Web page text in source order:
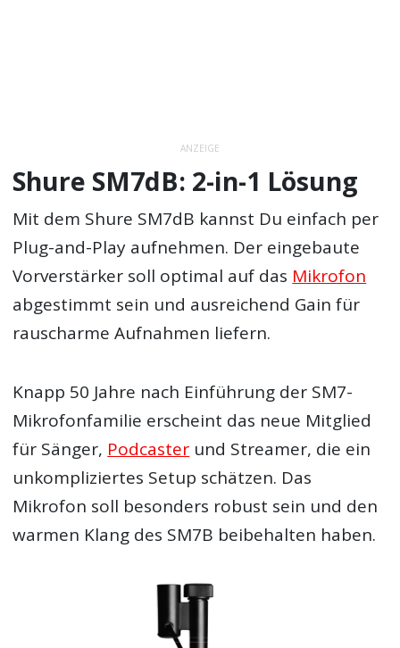
ANZEIGE
Shure SM7dB: 2-in-1 Lösung
Mit dem Shure SM7dB kannst Du einfach per
Plug-and-Play aufnehmen. Der eingebaute
Vorverstärker soll optimal auf das Mikrofon
abgestimmt sein und ausreichend Gain für
rauscharme Aufnahmen liefern.
Knapp 50 Jahre nach Einführung der SM7-
Mikrofonfamilie erscheint das neue Mitglied
für Sänger, Podcaster und Streamer, die ein
unkompliziertes Setup schätzen. Das
Mikrofon soll besonders robust sein und den
warmen Klang des SM7B beibehalten haben.